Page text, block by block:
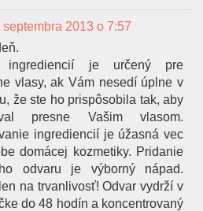
septembra 2013 o 7:57
ingrediencií je určený pre
vlasy, ak Vám nesedí úplne v
že ste ho prispôsobila tak, aby
presne Vašim vlasom.
ingrediencií je úžasná vec
domácej kozmetiky. Pridanie
odvaru je výborný nápad.
na trvanlivosť! Odvar vydrží v
do 48 hodín a koncentrovaný